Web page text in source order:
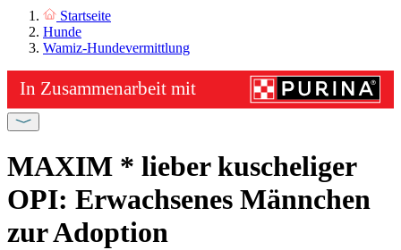
Startseite
Hunde
Wamiz-Hundevermittlung
MAXIM * lieber kuscheliger
OPI: Erwachsenes Männchen
zur Adoption